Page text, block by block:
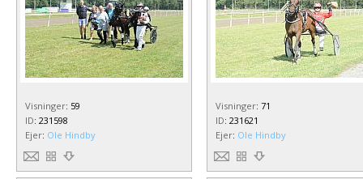
Visninger: 59
ID: 231598
Ejer: Ole Hindby
Visninger: 71
ID: 231621
Ejer: Ole Hindby